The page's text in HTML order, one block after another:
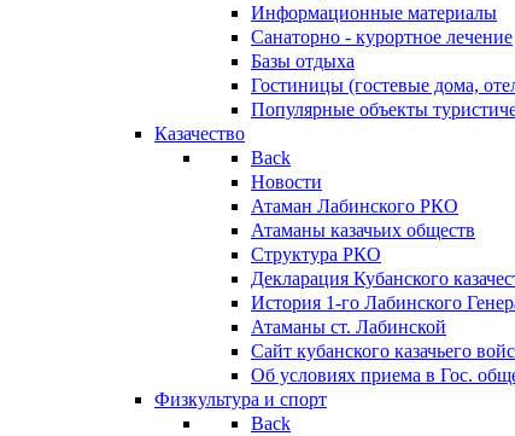
Информационные материалы
Санаторно - курортное лечение
Базы отдыха
Гостиницы (гостевые дома,
Популярные объекты
Казачество
Back
Новости
Атаман Лабинского РКО
Атаманы казачьих обществ
Структура РКО
Декларация Кубанского
История 1-го Лабинского
Атаманы ст. Лабинской
Cайт кубанского казачьего
Об условиях приема в Гос.
Физкультура и спорт
Back